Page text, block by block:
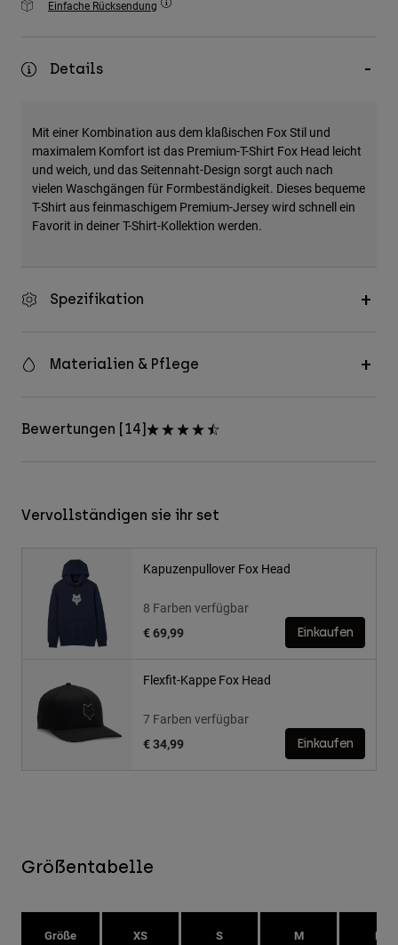
Zubehör
Taschen & Rucksäcke
Alle anzeigen
Einfache Rücksendung
Details
Mit einer Kombination aus dem klaßischen Fox Stil und
maximalem Komfort ist das Premium-T-Shirt Fox Head leicht
und weich, und das Seitennaht-Design sorgt auch nach
vielen Waschgängen für Formbeständigkeit. Dieses bequeme
T-Shirt aus feinmaschigem Premium-Jersey wird schnell ein
Favorit in deiner T-Shirt-Kollektion werden.
Spezifikation
Materialien & Pflege
Bewertungen [14]
Vervollständigen sie ihr set
Kapuzenpullover Fox Head
8 Farben verfügbar
€ 69,99
Einkaufen
Flexfit-Kappe Fox Head
7 Farben verfügbar
€ 34,99
Einkaufen
Größentabelle
Größe XS S M L